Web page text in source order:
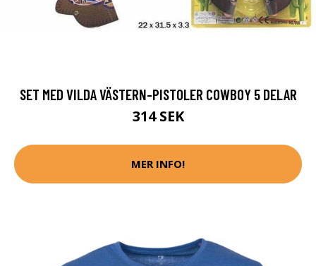
SET MED VILDA VÄSTERN-PISTOLER COWBOY 5 DELAR
314 SEK
MER INFO!